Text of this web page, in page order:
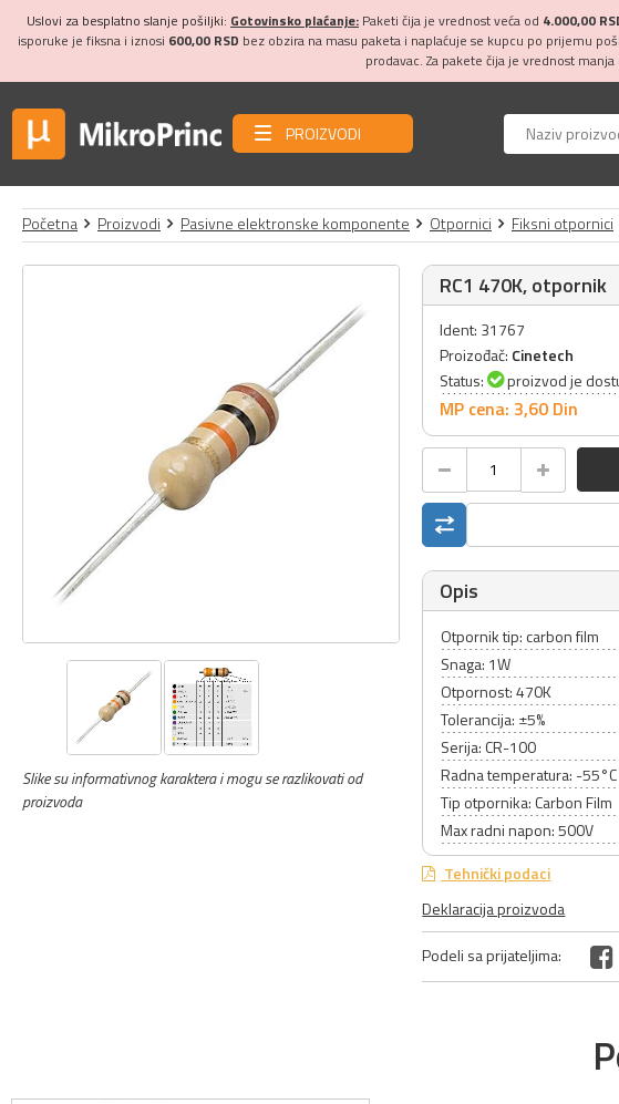
Uslovi za besplatno slanje pošiljki: Gotovinsko plaćanje: Paketi čija je vrednost veća od 4.000,00
isporuke je fiksna i iznosi 600,00 RSD bez obzira na masu paketa i naplaćuje se kupcu po prijemu
prodavac. Za pakete čija je vrednost
PROIZVODI
Početna Proizvodi Pasivne elektronske komponente Otpornici Fiksni otpornici
Slike su informativnog karaktera i mogu se razlikovati od
proizvoda
RC1 470K, otpornik
Ident: 31767
Proizođač: Cinetech
Status:
proizvod je
MP cena: 3,60 Din
Opis
Otpornik tip: carbon film
Snaga: 1W
Otpornost: 470K
Tolerancija: ±5%
Serija: CR-100
Radna temperatura: -
Tip otpornika: Carbon Film
Max radni napon: 500V
Tehnički podaci
Deklaracija proizvoda
Podeli sa prijateljima: